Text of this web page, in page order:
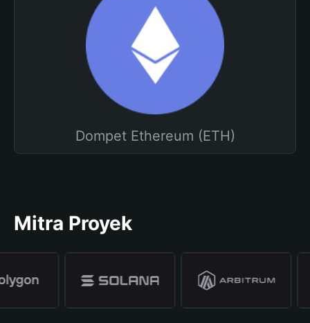
Dompet Ethereum (ETH)
Mitra Proyek